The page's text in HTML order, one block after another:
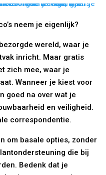
neem je eigenlijk?
wereld, waar je
inricht. Maar gratis
zich mee, waar je
Wanneer je kiest voor
goed na over wat je
en veiligheid.
correspondentie.
om basale opties, zonder
die bij
Bedenk dat je